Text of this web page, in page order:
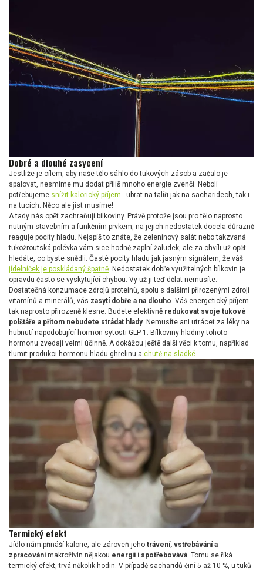
Dobré a dlouhé zasycení
Jestliže je cílem, aby naše tělo sáhlo do tukových zásob a začalo je
spalovat, nesmíme mu dodat příliš mnoho energie zvenčí. Neboli
potřebujeme snížit kalorický příjem - ubrat na talíři jak na sacharidech, tak i
na tucích. Něco ale jíst musíme!
A tady nás opět zachraňují bílkoviny. Právě protože jsou pro tělo naprosto
nutným stavebním a funkčním prvkem, na jejich nedostatek docela důrazně
reaguje pocity hladu. Nejspíš to znáte, že zeleninový salát nebo takzvaná
tukožroutská polévka vám sice hodně zaplní žaludek, ale za chvíli už opět
hledáte, co byste snědli. Časté pocity hladu jak jasným signálem, že váš
jídelníček je poskládaný špatně . Nedostatek dobře využitelných bílkovin je
opravdu často se vyskytující chybou. Vy už ji teď dělat nemusíte.
Dostatečná konzumace zdrojů proteinů, spolu s dalšími přirozenými zdroji
vitamínů a minerálů, vás zasytí dobře a na dlouho . Váš energetický příjem
tak naprosto přirozeně klesne. Budete efektivně redukovat svoje tukové
polštáře a přitom nebudete strádat hlady. Nemusíte ani utrácet za léky na
hubnutí napodobující hormon sytosti GLP-1. Bílkoviny hladiny tohoto
hormonu zvedají velmi účinně. A dokážou ještě další věci k tomu, například
tlumit produkci hormonu hladu ghrelinu a chutě na sladké
Termický efekt
Jídlo nám přináší kalorie, ale zároveň jeho trávení, vstřebávání a
zpracování makroživin nějakou energii i spotřebovává. Tomu se říká
termický efekt, trvá několik hodin. V případě sacharidů činí 5 až 10 %, u tuků